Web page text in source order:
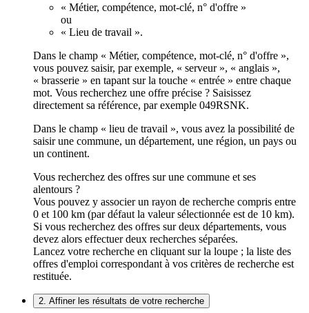
« Métier, compétence, mot-clé, n° d'offre »
ou
« Lieu de travail ».
Dans le champ « Métier, compétence, mot-clé, n° d'offre »,
vous pouvez saisir, par exemple, « serveur », « anglais »,
« brasserie » en tapant sur la touche « entrée » entre chaque
mot. Vous recherchez une offre précise ? Saisissez
directement sa référence, par exemple 049RSNK.
Dans le champ « lieu de travail », vous avez la possibilité de
saisir une commune, un département, une région, un pays ou
un continent.
Vous recherchez des offres sur une commune et ses
alentours ?
Vous pouvez y associer un rayon de recherche compris entre
0 et 100 km (par défaut la valeur sélectionnée est de 10 km).
Si vous recherchez des offres sur deux départements, vous
devez alors effectuer deux recherches séparées.
Lancez votre recherche en cliquant sur la loupe ; la liste des
offres d'emploi correspondant à vos critères de recherche est
restituée.
2. Affiner les résultats de votre recherche